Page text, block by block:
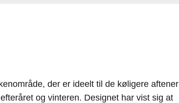
der er ideelt til de køligere aftener
og vinteren. Designet har vist sig at